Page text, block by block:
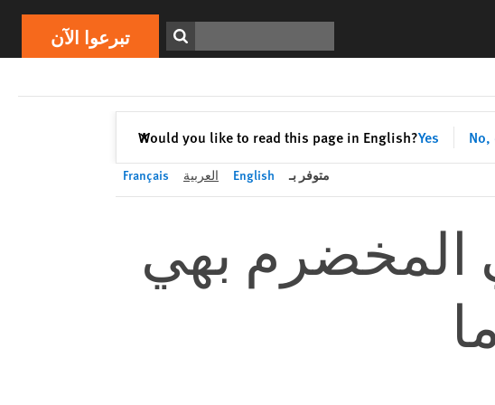
تبرعوا الآن
Would you like to read this page in English?Yes
✕إغلاق
Print تبرعوا الآن
متوفر بـ English العربية Français
المخضرم بهي